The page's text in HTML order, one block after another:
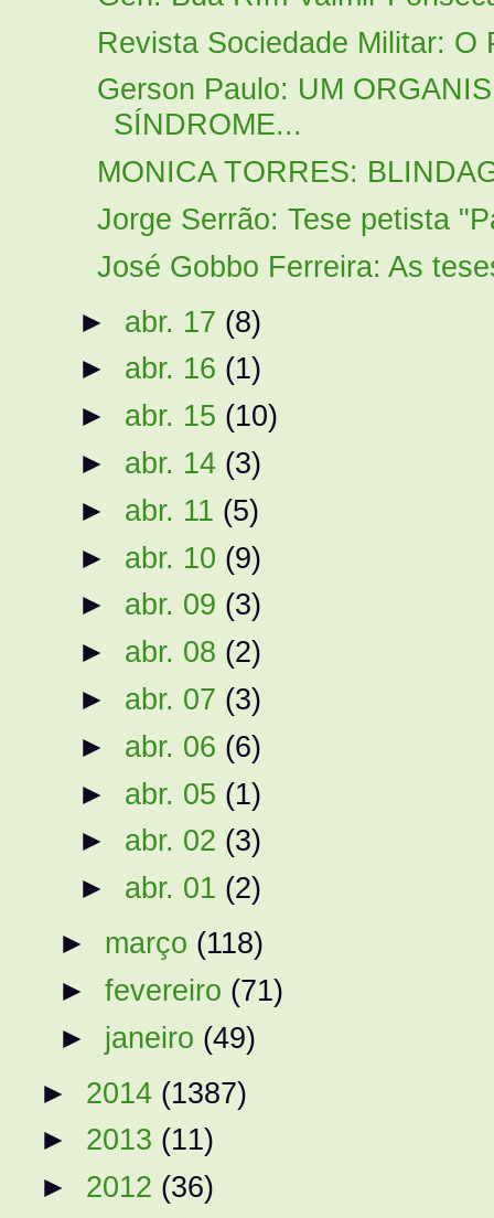
Revista Sociedade Militar: O
Gerson Paulo: UM
SÍNDROME...
MONICA TORRES:
Jorge Serrão: Tese petista
José Gobbo Ferreira: As
► abr. 17 (8)
► abr. 16 (1)
► abr. 15 (10)
► abr. 14 (3)
► abr. 11 (5)
► abr. 10 (9)
► abr. 09 (3)
► abr. 08 (2)
► abr. 07 (3)
► abr. 06 (6)
► abr. 05 (1)
► abr. 02 (3)
► abr. 01 (2)
► março (118)
►fevereiro (71)
► janeiro (49)
► 2014 (1387)
► 2013 (11)
► 2012 (36)